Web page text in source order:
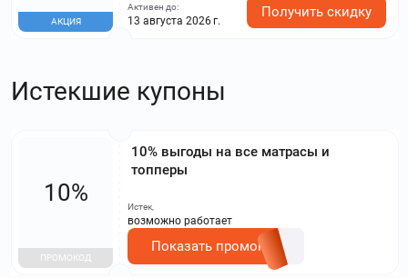
АКЦИЯ
Активен до:
13 августа 2026 г.
Получить скидку
Истекшие купоны
10% выгоды на все матрасы и
топперы
10%
ПРОМОКОД
Истек,
возможно работает
Показать промокод